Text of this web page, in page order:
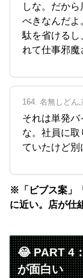
しな。だか
べきなんだよ
駄を省けるし
れて仕事邪魔
164. 名無しどん
それは単発バ
な。社員に取
ていたけど別
※「ビブス案」
に近い。店が仕
😂 PART 4
が面白い